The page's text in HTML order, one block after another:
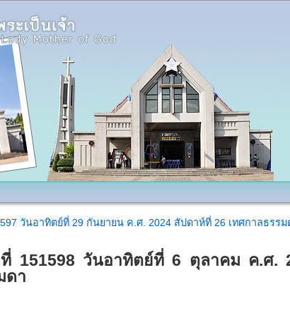
วันอาทิตย์ที่ 29 กันยายน ค.ศ. 2024 สัปดาห์ที่ 26 เทศกาลธรรม
151598 วันอาทิตย์ที่ 6 ตุลาคม ค.ศ.
ดา